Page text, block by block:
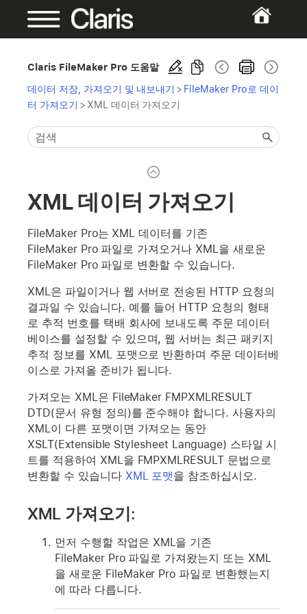
Claris FileMaker Pro 도움말
데이터 저장, 가져오기 및 내보내기 > FileMaker Pro로 데이
터 가져오기 > XML 데이터 가져오기
XML 데이터 가져오기
FileMaker Pro는 XML 데이터를 기존
FileMaker Pro 파일로 가져오거나 XML을 새로운
FileMaker Pro 파일로 변환할 수 있습니다.
XML은 파일이거나 웹 서버로 전송된 HTTP 요청의
결과일 수 있습니다. 예를 들어 HTTP 요청의 형태
로 추적 번호를 택배 회사에 보내도록 주문 데이터
베이스를 설정할 수 있으며, 웹 서버는 최근 패키지
추적 정보를 XML 포맷으로 반환하며 주문 데이터베
이스로 가져올 준비가 됩니다.
가져오는 XML은 FileMaker FMPXMLRESULT
DTD(문서 유형 정의)를 준수해야 합니다. 사용자의
XML이 다른 포맷이면 가져오는 동안
XSLT(Extensible Stylesheet Language) 스타일 시
트를 적용하여 XML을 FMPXMLRESULT 문법으로
변환할 수 있습니다 XML 포맷을 참조하십시오.
XML 가져오기:
먼저 수행할 작업은 XML을 기존
FileMaker Pro 파일로 가져왔는지 또는 XML
을 새로운 FileMaker Pro 파일로 변환했는지
에 따라 다릅니다.